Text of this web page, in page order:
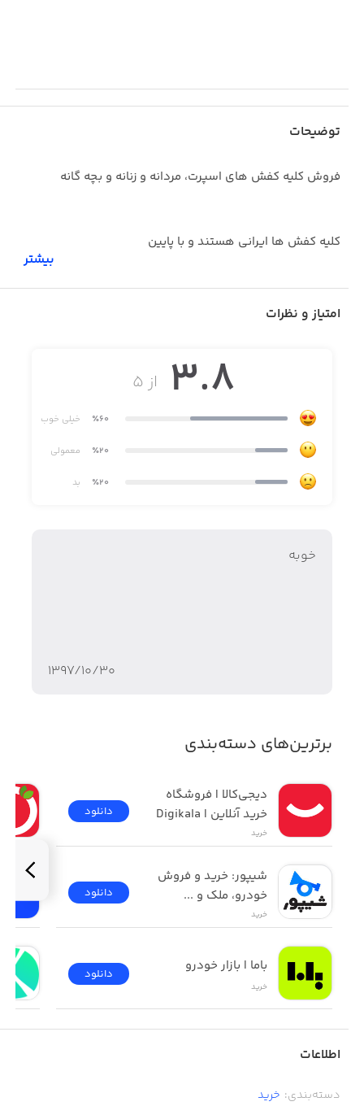
توضیحات
فروش کلیه کفش های اسپرت، مردانه و زنانه و بچه گانه
کلیه کفش ها ایرانی هستند و با پایین
ترین سود به شما عزیزان عرضه میگردند
ارسال به تمام نقاط ایران
کلیه کالا ها ضمانت پس از فروش دارند
بیشتر
امتیاز و نظرات
از ۵ 3.8
٪60 خیلی خوب
٪20 معمولی
٪20 بد
خوبه
۱۳۹۷/۱۰/۳۰
برترین‌های دسته‌بندی
خرید آنلاین | Digikala
خرید
دانلود
خودرو، ملک و ...
خرید
دانلود
باما | بازار خودرو
خرید
دانلود
اطلاعات
دسته‌بندی: خرید